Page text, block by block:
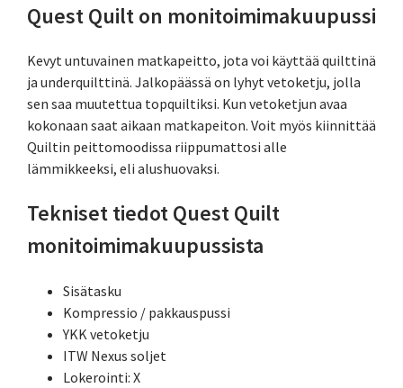
Quest Quilt on monitoimimakuupussi
Kevyt untuvainen matkapeitto, jota voi käyttää quilttinä
ja underquilttinä. Jalkopäässä on lyhyt vetoketju, jolla
sen saa muutettua topquiltiksi. Kun vetoketjun avaa
kokonaan saat aikaan matkapeiton. Voit myös kiinnittää
Quiltin peittomoodissa riippumattosi alle
lämmikkeeksi, eli alushuovaksi.
Tekniset tiedot Quest Quilt
monitoimimakuupussista
Sisätasku
Kompressio / pakkauspussi
YKK vetoketju
ITW Nexus soljet
Lokerointi: X